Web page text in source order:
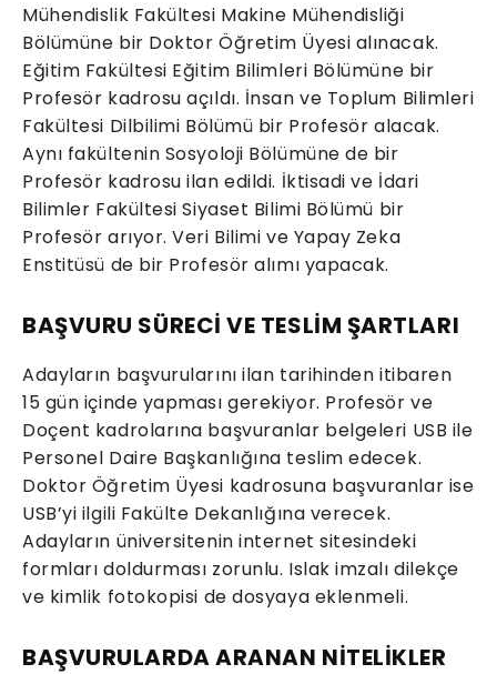
Mühendislik Fakültesi Makine Mühendisliği
Bölümüne bir Doktor Öğretim Üyesi alınacak.
Eğitim Fakültesi Eğitim Bilimleri Bölümüne bir
Profesör kadrosu açıldı. İnsan ve Toplum Bilimleri
Fakültesi Dilbilimi Bölümü bir Profesör alacak.
Aynı fakültenin Sosyoloji Bölümüne de bir
Profesör kadrosu ilan edildi. İktisadi ve İdari
Bilimler Fakültesi Siyaset Bilimi Bölümü bir
Profesör arıyor. Veri Bilimi ve Yapay Zeka
Enstitüsü de bir Profesör alımı yapacak.
BAŞVURU SÜRECİ VE TESLİM ŞARTLARI
Adayların başvurularını ilan tarihinden itibaren
15 gün içinde yapması gerekiyor. Profesör ve
Doçent kadrolarına başvuranlar belgeleri USB ile
Personel Daire Başkanlığına teslim edecek.
Doktor Öğretim Üyesi kadrosuna başvuranlar ise
USB’yi ilgili Fakülte Dekanlığına verecek.
Adayların üniversitenin internet sitesindeki
formları doldurması zorunlu. Islak imzalı dilekçe
ve kimlik fotokopisi de dosyaya eklenmeli.
BAŞVURULARDA ARANAN NİTELİKLER